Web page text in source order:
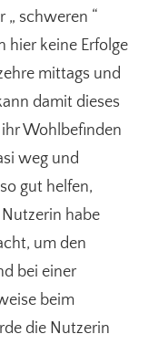
„ schweren “
hier keine Erfolge
mittags und
damit dieses
Wohlbefinden
weg und
gut helfen,
habe
um den
bei einer
beim
die Nutzerin